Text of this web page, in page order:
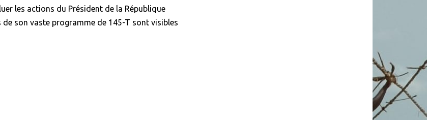
les actions du Président de la République
son vaste programme de 145-T sont visibles